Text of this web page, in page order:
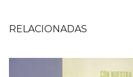
RELACIONADAS